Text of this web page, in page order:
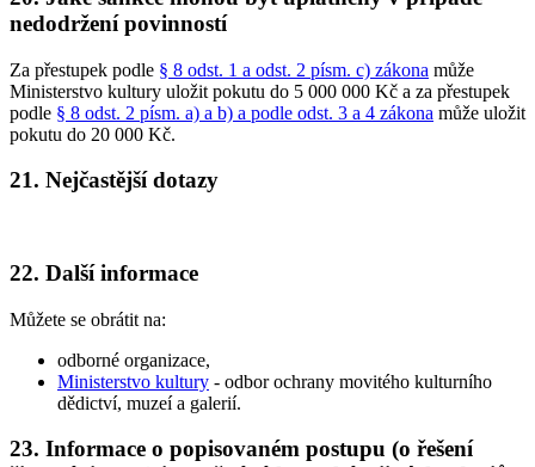
nedodržení povinností
Za přestupek podle § 8 odst. 1 a odst. 2 písm. c) zákona může
Ministerstvo kultury uložit pokutu do 5 000 000 Kč a za přestupek
podle § 8 odst. 2 písm. a) a b) a podle odst. 3 a 4 zákona může uložit
pokutu do 20 000 Kč.
21. Nejčastější dotazy
22. Další informace
Můžete se obrátit na:
odborné organizace,
Ministerstvo kultury - odbor ochrany movitého kulturního
dědictví, muzeí a galerií.
23. Informace o popisovaném postupu (o řešení